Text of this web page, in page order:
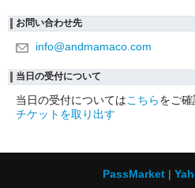
お問い合わせ先
info@andmamaco.com
当日の受付について
当日の受付についてはこちらをご確
チケットを取り出す
PassMarket